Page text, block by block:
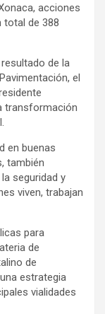
acciones
total de 388
de la
el
transformación
en buenas
también
seguridad y
viven, trabajan
para
de
de
estrategia
vialidades